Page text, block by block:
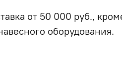
от 50 000 руб.,
оборудования.